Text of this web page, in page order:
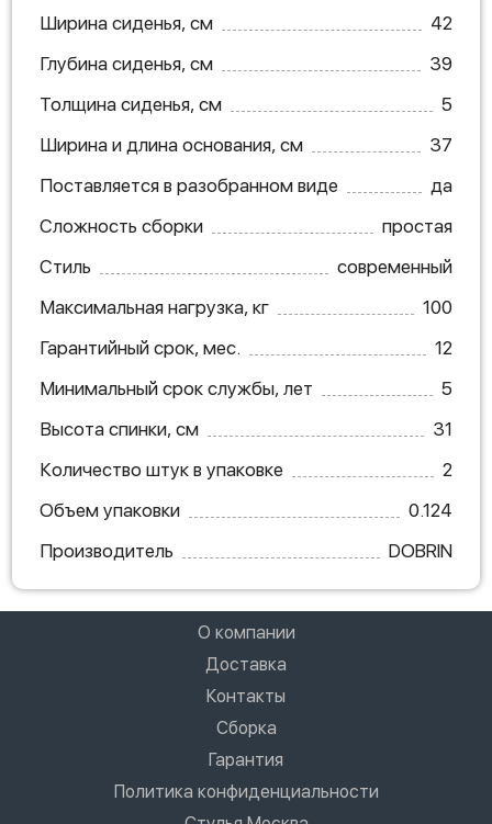
Ширина сиденья, см
42
Глубина сиденья, см
39
Толщина сиденья, см
5
Ширина и длина основания, см
37
Поставляется в разобранном виде
да
Сложность сборки
простая
Стиль
современный
Максимальная нагрузка, кг
100
Гарантийный срок, мес.
12
Минимальный срок службы, лет
5
Высота спинки, см
31
Количество штук в упаковке
2
Объем упаковки
0.124
Производитель
DOBRIN
О компании
Доставка
Контакты
Сборка
Гарантия
Политика конфиденциальности